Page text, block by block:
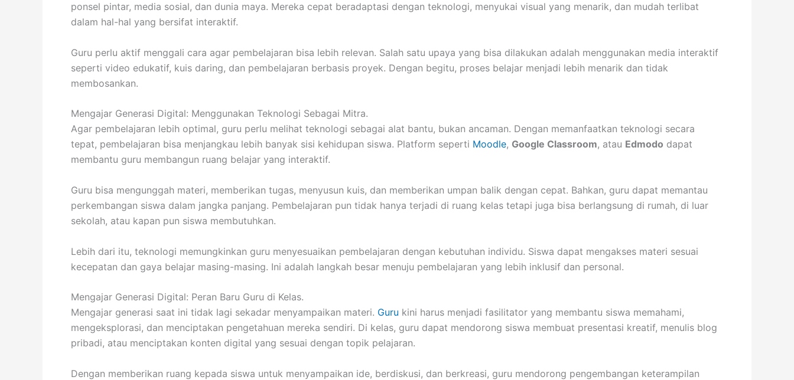
ponsel pintar, media sosial, dan dunia maya. Mereka cepat beradaptasi dengan teknologi, menyukai visual yang menarik, dan mudah terlibat
dalam hal-hal yang bersifat interaktif.
Guru perlu aktif menggali cara agar pembelajaran bisa lebih relevan. Salah satu upaya yang bisa dilakukan adalah menggunakan media interaktif
seperti video edukatif, kuis daring, dan pembelajaran berbasis proyek. Dengan begitu, proses belajar menjadi lebih menarik dan tidak
membosankan.
Mengajar Generasi Digital: Menggunakan Teknologi Sebagai Mitra.
Agar pembelajaran lebih optimal, guru perlu melihat teknologi sebagai alat bantu, bukan ancaman. Dengan memanfaatkan teknologi secara
tepat, pembelajaran bisa menjangkau lebih banyak sisi kehidupan siswa. Platform seperti Moodle, Google Classroom, atau Edmodo dapat
membantu guru membangun ruang belajar yang interaktif.
Guru bisa mengunggah materi, memberikan tugas, menyusun kuis, dan memberikan umpan balik dengan cepat. Bahkan, guru dapat memantau
perkembangan siswa dalam jangka panjang. Pembelajaran pun tidak hanya terjadi di ruang kelas tetapi juga bisa berlangsung di rumah, di luar
sekolah, atau kapan pun siswa membutuhkan.
Lebih dari itu, teknologi memungkinkan guru menyesuaikan pembelajaran dengan kebutuhan individu. Siswa dapat mengakses materi sesuai
kecepatan dan gaya belajar masing-masing. Ini adalah langkah besar menuju pembelajaran yang lebih inklusif dan personal.
Mengajar Generasi Digital: Peran Baru Guru di Kelas.
Mengajar generasi saat ini tidak lagi sekadar menyampaikan materi. Guru kini harus menjadi fasilitator yang membantu siswa memahami,
mengeksplorasi, dan menciptakan pengetahuan mereka sendiri. Di kelas, guru dapat mendorong siswa membuat presentasi kreatif, menulis blog
pribadi, atau menciptakan konten digital yang sesuai dengan topik pelajaran.
Dengan memberikan ruang kepada siswa untuk menyampaikan ide, berdiskusi, dan berkreasi, guru mendorong pengembangan keterampilan